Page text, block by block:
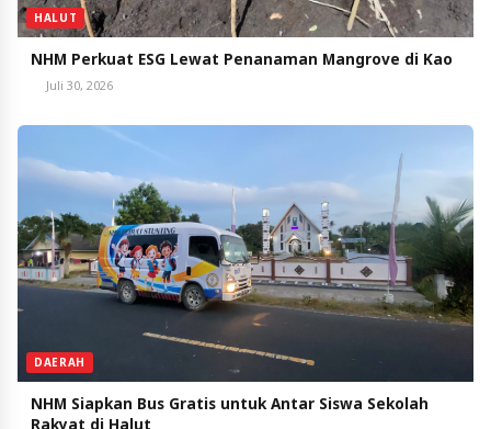
HALUT
NHM Perkuat ESG Lewat Penanaman Mangrove di Kao
Juli 30, 2026
DAERAH
NHM Siapkan Bus Gratis untuk Antar Siswa Sekolah
Rakyat di Halut